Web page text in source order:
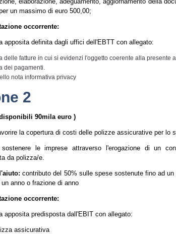
un massimo di euro 500,00;
occorrente:
apposita definita dagli uffici dell'EBTT con allegato:
delle fatture in cui si evidenzi l'oggetto coerente alla presente
dei pagamenti.
nota informativa privacy
2
90mila euro )
la copertura di costi delle polizze assicurative per lo
sostenere le imprese attraverso l'erogazione di un
da polizza/e.
contributo del 50% sulle spese sostenute fino ad
anno o frazione di anno
occorrente:
apposita predisposta dall'EBIT con allegato:
assicurativa